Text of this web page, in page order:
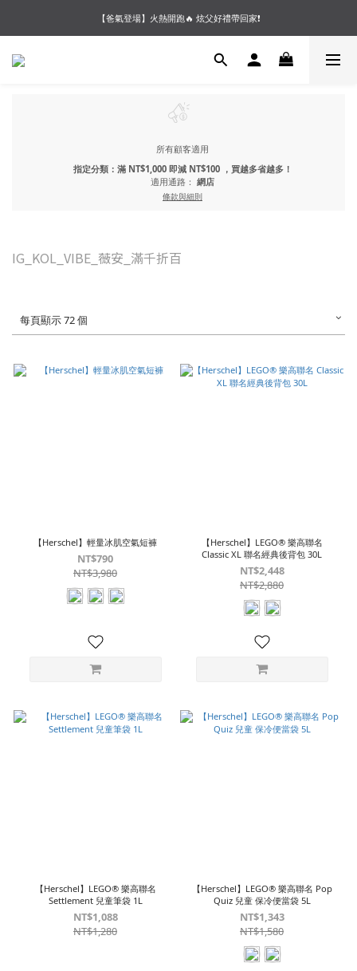
【夏末OUTLET】專區全面5折起❗超值入手就趁現在🔥
【會員好禮】加入會員送$200購物金❗多重好禮等你加入領取 ❗
【夏末OUTLET】專區全面5折起❗超值入手就趁現在🔥
所有顧客適用
指定分類：滿 NT$1,000 即減 NT$100 ，買越多省越多！
適用通路： 網店
條款與細則
IG_KOL_VIBE_薇安_滿千折百
每頁顯示 72 個
【Herschel】輕量冰肌空氣短褲
NT$790
NT$3,980
【Herschel】LEGO® 樂高聯名
Classic XL 聯名經典後背包 30L
NT$2,448
NT$2,880
【Herschel】LEGO® 樂高聯名
Settlement 兒童筆袋 1L
NT$1,088
NT$1,280
【Herschel】LEGO® 樂高聯名 Pop
Quiz 兒童 保冷便當袋 5L
NT$1,343
NT$1,580